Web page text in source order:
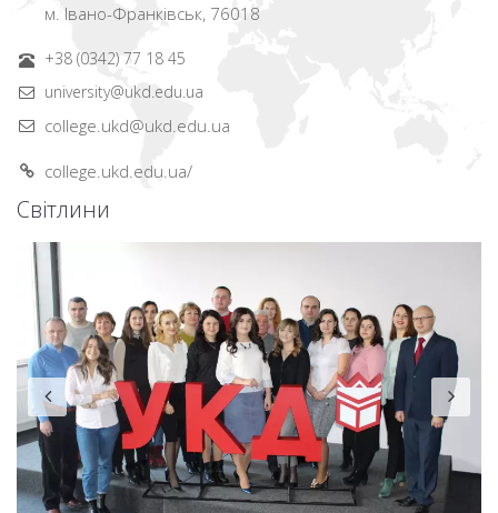
м. Івано-Франківськ, 76018
+38 (0342) 77 18 45
university@ukd.edu.ua
college.ukd@ukd.edu.ua
college.ukd.edu.ua/
Світлини